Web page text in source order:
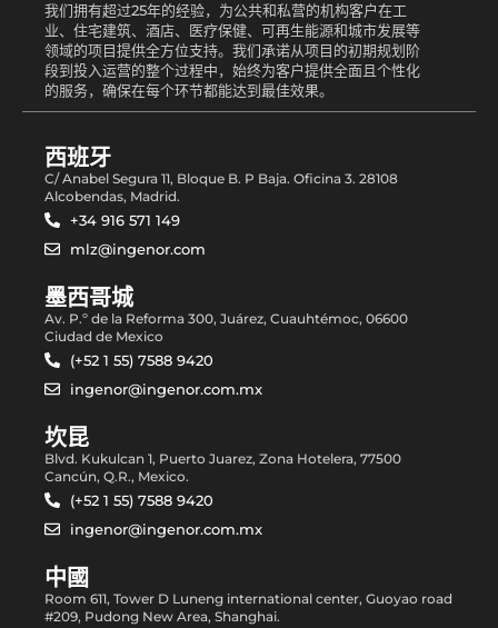
我们拥有超过25年的经验，为公共和私营的机构客户在工
业、住宅建筑、酒店、医疗保健、可再生能源和城市发展等
领域的项目提供全方位支持。我们承诺从项目的初期规划阶
段到投入运营的整个过程中，始终为客户提供全面且个性化
的服务，确保在每个环节都能达到最佳效果。
西班牙
C/ Anabel Segura 11, Bloque B. P Baja. Oficina 3. 28108
Alcobendas, Madrid.
+34 916 571 149
mlz@ingenor.com
墨西哥城
Av. P.º de la Reforma 300, Juárez, Cuauhtémoc, 06600
Ciudad de Mexico
(+52 1 55) 7588 9420
ingenor@ingenor.com.mx
坎昆
Blvd. Kukulcan 1, Puerto Juarez, Zona Hotelera, 77500
Cancún, Q.R., Mexico.
(+52 1 55) 7588 9420
ingenor@ingenor.com.mx
中國
Room 611, Tower D Luneng international center, Guoyao road
#209, Pudong New Area, Shanghai.